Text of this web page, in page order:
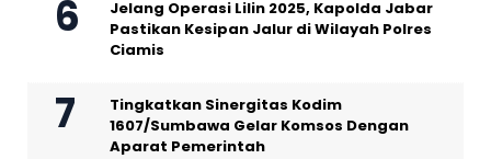
Jelang Operasi Lilin 2025, Kapolda Jabar
Pastikan Kesipan Jalur di Wilayah Polres
Ciamis
Tingkatkan Sinergitas Kodim
1607/Sumbawa Gelar Komsos Dengan
Aparat Pemerintah